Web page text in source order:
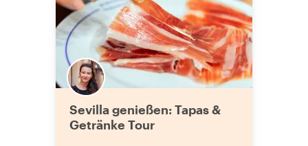
Sevilla genießen: Tapas &
Getränke Tour